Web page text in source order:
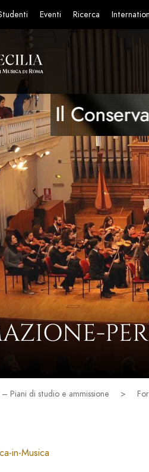
Eventi Ricerca
Piani di studio e ammissione >
in-Musica